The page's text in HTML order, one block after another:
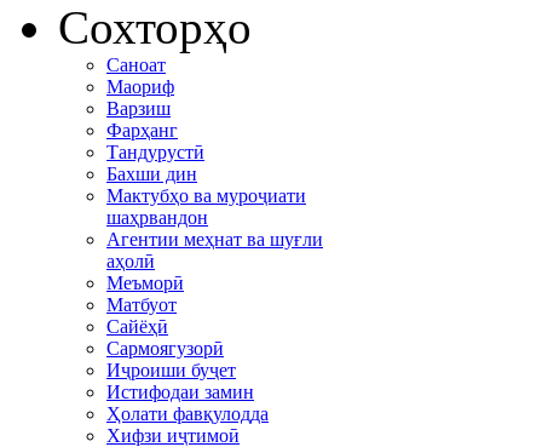
Сохторҳо
Саноат
Маориф
Варзиш
Фарҳанг
Тандурустӣ
Бахши дин
Мактубҳо ва муроҷиати
шаҳрвандон
Агентии меҳнат ва шуғли
аҳолӣ
Меъморӣ
Матбуот
Сайёҳӣ
Сармоягузорӣ
Иҷроиши буҷет
Истифодаи замин
Ҳолати фавқулодда
Хифзи иҷтимоӣ